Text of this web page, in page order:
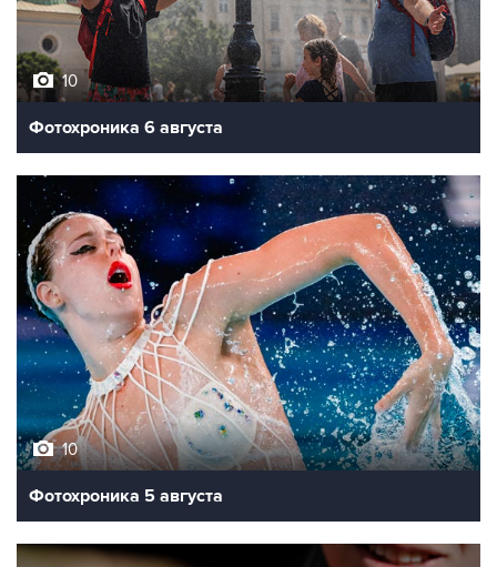
10
Фотохроника 6 августа
10
Фотохроника 5 августа